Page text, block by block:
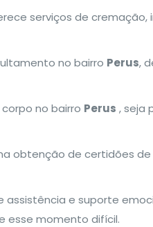
serviços de cremação,
no bairro Perus,
no bairro Perus , seja
na obtenção de certidões
assistência e suporte
esse momento difícil.